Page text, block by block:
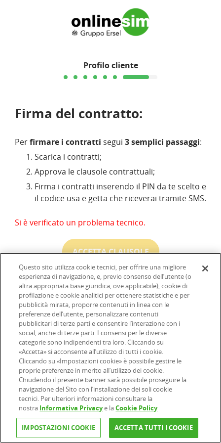
Profilo cliente
Firma del contratto:
Perfirmare i contratti segui 3 semplici passaggi:
Scarica i contratti;
Approva le clausole contrattuali;
Firma i contratti inserendo il PIN da te scelto e
il codice usa e getta che riceverai tramite SMS.
Si è verificato un problema tecnico.
ACCETTA CLAUSOLE
Hai qualche dubbio?
Chiamaci, i nostri specialisti sono a tua disposizione
per rispondere alle tue domande.
Servizio Clienti
800.097.097
Attivo dal lunedì al venerdì dalle 9:00 alle 18:00.
Questo sito utilizza cookie tecnici, per offrire una migliore
esperienza di navigazione, e, previo consenso dell’utente (o
altra appropriata base giuridica, ove applicabile), cookie di
profilazione e cookie analitici per ottenere statistiche e per
pubblicità mirata, proporre contenuti in linea con le
preferenze dell’utente, personalizzare contenuti
pubblicitari di terze parti e consentire l’interazione con i
social, anche di terze parti. I consensi per le diverse
categorie sono indipendenti tra loro. Cliccando su
«Accetta» si acconsente all’utilizzo di tutti i cookie.
Cliccando su «Impostazioni cookie» è possibile gestire le
proprie preferenze in merito all’utilizzo dei cookie.
Chiudendo il presente banner sarà possibile proseguire la
navigazione del Sito con l’installazione dei soli cookie
tecnici. Per ulteriori informazioni consultare la
nostra Informativa Privacye laCookie Policy
IMPOSTAZIONI COOKIE ACCETTA TUTTI I COOKIE